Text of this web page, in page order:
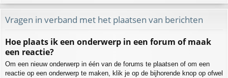
Vragen in verband met het plaatsen van berichten
Hoe plaats ik een onderwerp in een forum of maak
een reactie?
Om een nieuw onderwerp in één van de forums te plaatsen of om een
reactie op een onderwerp te maken, klik je op de bijhorende knop op ofwel